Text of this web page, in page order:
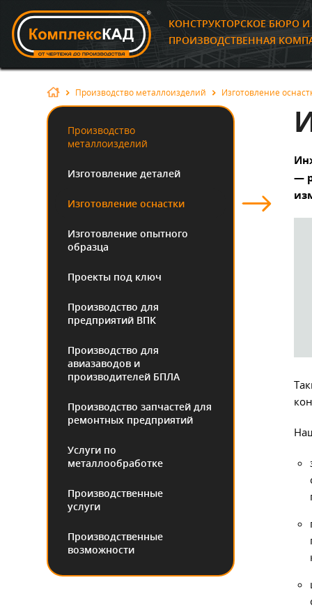
КОНСТРУКТОРСКОЕ БЮРО И
ПРОИЗВОДСТВЕННАЯ
Производство металлоизделий Изготовление
Производство
металлоизделий
Изготовление деталей
Изготовление оснастки
Изготовление опытного
образца
Проекты под ключ
Производство для
предприятий ВПК
Производство для
авиазаводов и
производителей БПЛА
Производство запчастей для
ремонтных предприятий
Услуги по
металлообработке
Производственные
услуги
Производственные
возможности
—